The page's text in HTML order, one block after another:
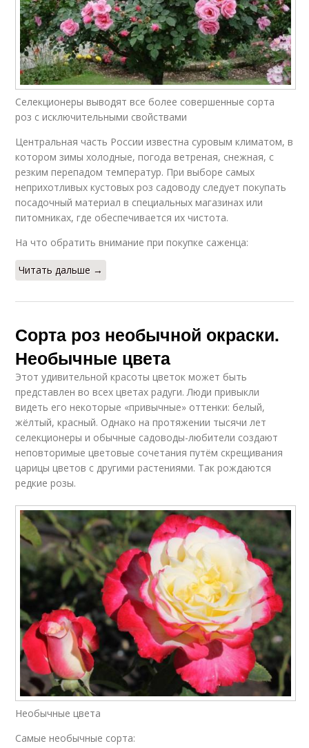
Селекционеры выводят все более совершенные сорта
роз с исключительными свойствами
Центральная часть России известна суровым климатом, в
котором зимы холодные, погода ветреная, снежная, с
резким перепадом температур. При выборе самых
неприхотливых кустовых роз садоводу следует покупать
посадочный материал в специальных магазинах или
питомниках, где обеспечивается их чистота.
На что обратить внимание при покупке саженца:
Читать дальше →
Сорта роз необычной окраски.
Необычные цвета
Этот удивительной красоты цветок может быть
представлен во всех цветах радуги. Люди привыкли
видеть его некоторые «привычные» оттенки: белый,
жёлтый, красный. Однако на протяжении тысячи лет
селекционеры и обычные садоводы-любители создают
неповторимые цветовые сочетания путём скрещивания
царицы цветов с другими растениями. Так рождаются
редкие розы.
Необычные цвета
Самые необычные сорта: